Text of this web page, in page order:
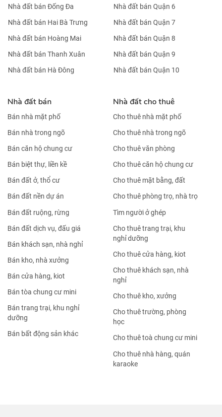
Nhà đất bán Cầu Giấy
Nhà đất bán Đống Đa
Nhà đất bán Hai Bà Trưng
Nhà đất bán Hoàng Mai
Nhà đất bán Thanh Xuân
Nhà đất bán Quận 5
Nhà đất bán Quận 6
Nhà đất bán Quận 7
Nhà đất bán Quận 8
Nhà đất bán Quận 9
Nhà đất bán
Bán nhà mặt phố
Bán nhà trong ngõ
Bán căn hộ chung cư
Bán biệt thự, liền kề
Bán đất ở, thổ cư
Bán đất nền dự án
Bán đất ruộng, rừng
Bán đất dịch vụ, đấu giá
Bán khách sạn, nhà nghỉ
Bán kho, nhà xưởng
Bán cửa hàng, kiot
Bán tòa chung cư mini
dưỡng
Nhà đất cho thuê
Cho thuê nhà mặt phố
Cho thuê nhà trong ngõ
Cho thuê văn phòng
Cho thuê căn hộ chung cư
Cho thuê mặt bằng, đất
Cho thuê phòng trọ, nhà trọ
Tìm người ở ghép
nghỉ dưỡng
Cho thuê cửa hàng, kiot
nghỉ
Cho thuê kho, xưởng
học
Cho thuê toà chung cư mini